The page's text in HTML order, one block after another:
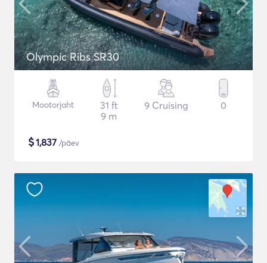
Olympic Ribs SR30
Mootorjaht
31 ft
9 m
9 Cruising 0
$1,837 /päev